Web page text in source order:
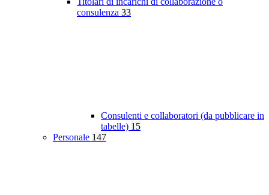
consulenza 33
Consulenti e collaboratori (da pubblicare in
tabelle) 15
Personale 147